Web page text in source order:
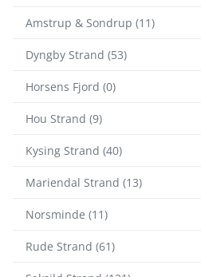
Amstrup & Sondrup (11)
Dyngby Strand (53)
Horsens Fjord (0)
Hou Strand (9)
Kysing Strand (40)
Mariendal Strand (13)
Norsminde (11)
Rude Strand (61)